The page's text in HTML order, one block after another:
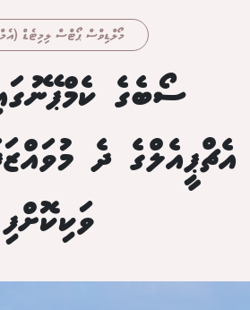
މޯލްޑިވްސް ޕޯޓްސް ލިމިޓެޑް
ސޯބެގެ
އެޗްޕީއެލްގެ ދެ
ވަކިކޮށްފި